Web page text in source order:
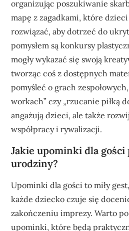
organizując poszukiwanie
mapę z zagadkami, które dzieci
rozwiązać, aby dotrzeć do
pomysłem są konkursy
mogły wykazać się swoją
tworząc coś z dostępnych
pomyśleć o grach
workach” czy „rzucanie piłką
angażują dzieci, ale także
współpracy i rywalizacji.
Jakie upominki dla gości
urodziny?
Upominki dla gości to miły
każde dziecko czuje się
zakończeniu imprezy. Warto
upominki, które będą